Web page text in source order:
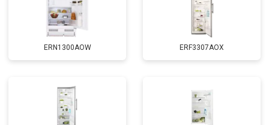
ERN1300AOW ERF3307AOX